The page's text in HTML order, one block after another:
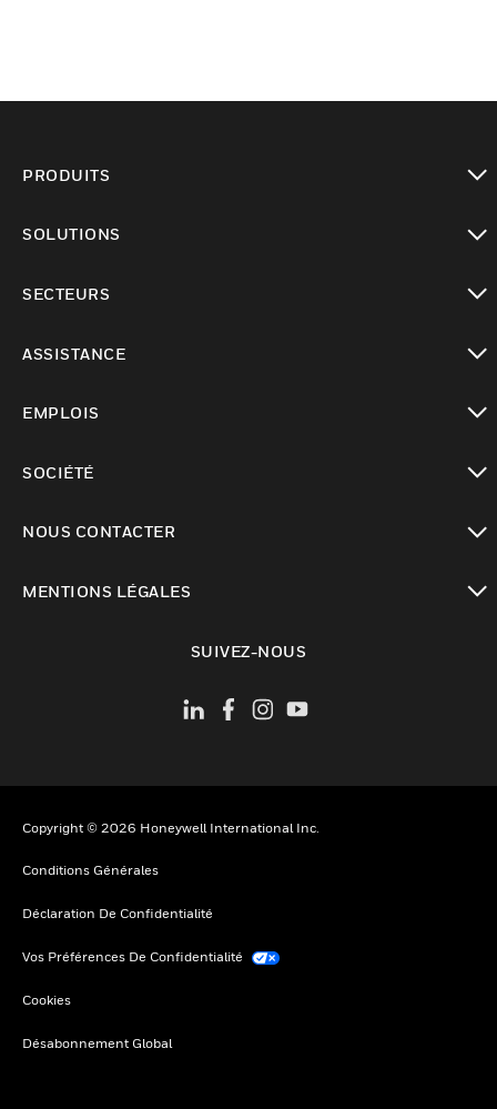
PRODUITS
SOLUTIONS
SECTEURS
ASSISTANCE
EMPLOIS
SOCIÉTÉ
NOUS CONTACTER
MENTIONS LÉGALES
SUIVEZ-NOUS
Copyright © 2026 Honeywell International Inc.
Conditions Générales
Déclaration De Confidentialité
Vos Préférences De Confidentialité
Cookies
Désabonnement Global